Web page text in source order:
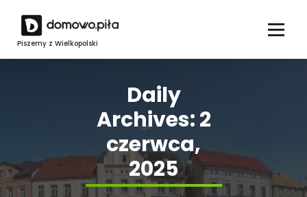
content
Piszemy z Wielkopolski
Daily
Archives: 2
czerwca,
2025